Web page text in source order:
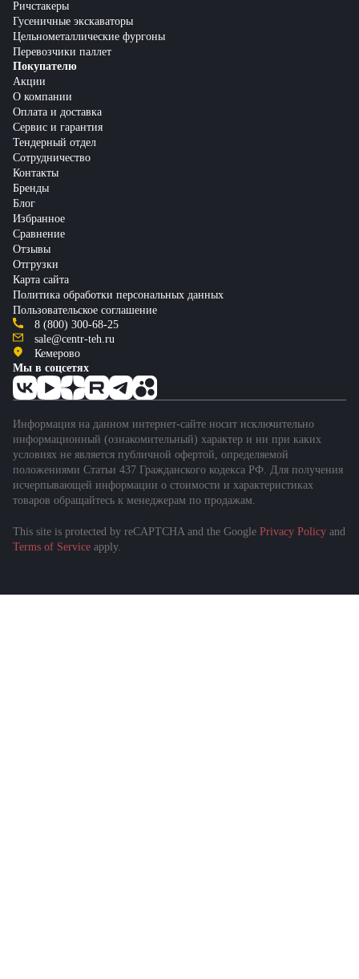
Ричстакеры
Гусеничные экскаваторы
Цельнометаллические фургоны
Перевозчики паллет
Покупателю
Акции
О компании
Оплата и доставка
Сервис и гарантия
Тендерный отдел
Сотрудничество
Контакты
Бренды
Блог
Избранное
Сравнение
Отзывы
Отгрузки
Карта сайта
Политика обработки персональных данных
Пользовательское соглашение
8 (800) 300-68-25
sale@centr-teh.ru
Кемерово
Мы в соцсетях
Информация на данном интернет-сайте носит исключительно
информационный (ознакомительный) характер и ни при каких
условиях не является публичной офертой, определяемой
положениями Статьи 437 Гражданского кодекса РФ. Для получения
исчерпывающей информации о стоимости и характеристиках
товаров обращайтесь к менеджерам по продажам.
This site is protected by reCAPTCHA and the Google Privacy Policy and
Terms of Service apply.